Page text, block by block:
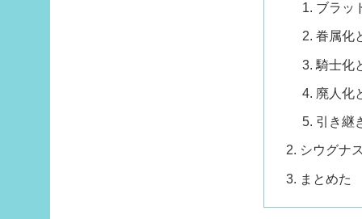
ブラッ
眷属化
騎士化
廃人化
引き継
シウグナ
まとめた